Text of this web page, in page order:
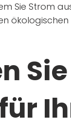
Sie Strom